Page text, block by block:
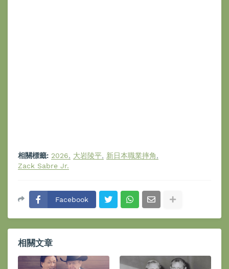
相關標籤: 2026 大岩陵平
新日本職業摔角
Zack Sabre Jr.
Facebook
相關文章